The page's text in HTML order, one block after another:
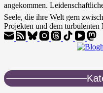
angekommen.
Seele, die ihre Welt gern
Projekten und dem